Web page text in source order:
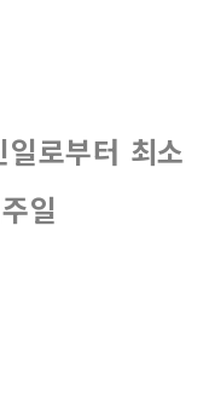
로부터 최소
일